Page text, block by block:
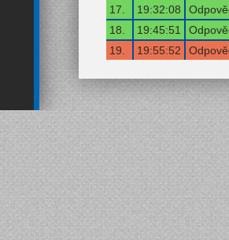
17. 19:32:08
18.
19:45:51
19.
19:55:52